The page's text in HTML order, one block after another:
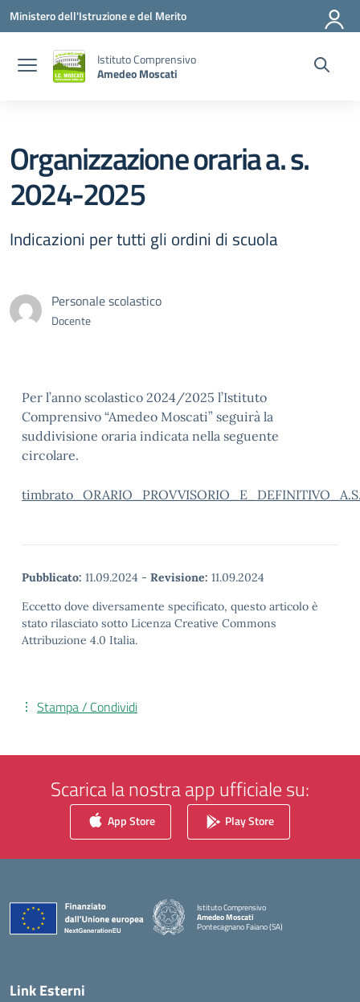
Vai ai contenuti
Vai al menu di navigazione
Vai al footer
Ministero dell'Istruzione e del Merito
Istituto Comprensivo
Amedeo Moscati
Organizzazione oraria a. s.
2024-2025
Indicazioni per tutti gli ordini di scuola
Personale scolastico
Docente
Per l’anno scolastico 2024/2025 l’Istituto
Comprensivo “Amedeo Moscati” seguirà la
suddivisione oraria indicata nella seguente
circolare.
Pubblicato: 11.09.2024 - Revisione: 11.09.2024
Eccetto dove diversamente specificato, questo articolo è
stato rilasciato sotto Licenza Creative Commons
Attribuzione 4.0 Italia.
Stampa / Condividi
Scarica la nostra app ufficiale su:
App Store Play Store
Istituto Comprensivo
Amedeo Moscati
Pontecagnano Faiano (SA)
— Visita la pagina iniziale della scuola
Link Esterni